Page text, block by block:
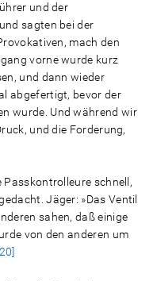
und der
sagten bei der
mach den
vorne wurde kurz
und dann wieder
abgefertigt, bevor der
wurde. Und während wir
und die Forderung,
Passkontrolleure schnell,
Jäger: »Das Ventil
sahen, daß einige
von den anderen um